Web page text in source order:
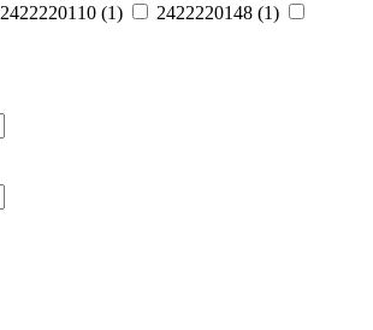
2422220110 (1) 2422220148 (1)